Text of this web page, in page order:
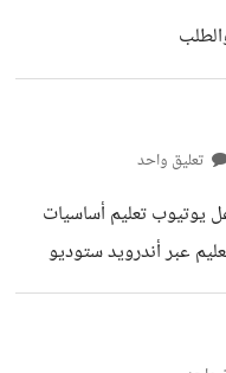
تعليق واحد
يوتيوب تعليم أساسيات
عبر أندرويد ستوديو
وشكرا